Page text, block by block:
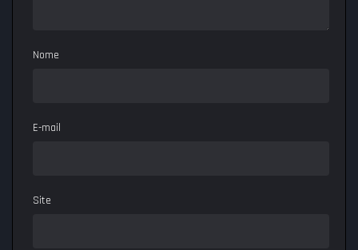
Nome
E-mail
Site